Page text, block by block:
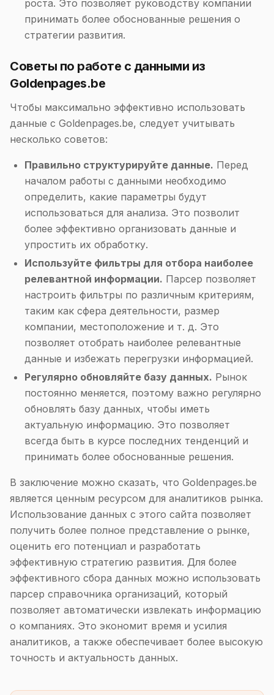
роста. Это позволяет руководству компании
принимать более обоснованные решения о
стратегии развития.
Советы по работе с данными из
Goldenpages.be
Чтобы максимально эффективно использовать
данные с Goldenpages.be, следует учитывать
несколько советов:
Правильно структурируйте данные. Перед
началом работы с данными необходимо
определить, какие параметры будут
использоваться для анализа. Это позволит
более эффективно организовать данные и
упростить их обработку.
Используйте фильтры для отбора наиболее
релевантной информации. Парсер позволяет
настроить фильтры по различным критериям,
таким как сфера деятельности, размер
компании, местоположение и т. д. Это
позволяет отобрать наиболее релевантные
данные и избежать перегрузки информацией.
Регулярно обновляйте базу данных. Рынок
постоянно меняется, поэтому важно регулярно
обновлять базу данных, чтобы иметь
актуальную информацию. Это позволяет
всегда быть в курсе последних тенденций и
принимать более обоснованные решения.
В заключение можно сказать, что Goldenpages.be
является ценным ресурсом для аналитиков рынка.
Использование данных с этого сайта позволяет
получить более полное представление о рынке,
оценить его потенциал и разработать
эффективную стратегию развития. Для более
эффективного сбора данных можно использовать
парсер справочника организаций, который
позволяет автоматически извлекать информацию
о компаниях. Это экономит время и усилия
аналитиков, а также обеспечивает более высокую
точность и актуальность данных.